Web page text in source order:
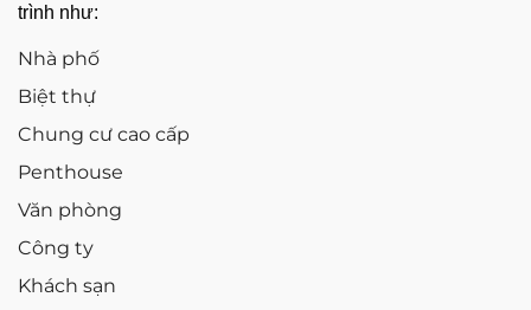
trình như:
Nhà phố
Biệt thự
Chung cư cao cấp
Penthouse
Văn phòng
Công ty
Khách sạn